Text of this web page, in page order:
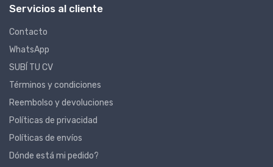
Servicios al cliente
Contacto
WhatsApp
SUBÍ TU CV
Términos y condiciones
Reembolso y devoluciones
Políticas de privacidad
Políticas de envíos
Dónde está mi pedido?